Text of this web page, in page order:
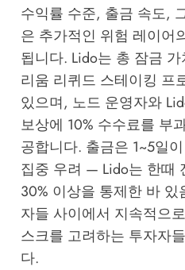
수익률 수준, 출금 속도,
은 추가적인 위험 레이어
됩니다. Lido는 총 잠금
리움 리퀴드 스테이킹 프
있으며, 노드 운영자와
보상에 10% 수수료를 부
공합니다. 출금은 1~5일
집중 우려 — Lido는 한때
30% 이상을 통제한 바
자들 사이에서 지속적으
스크를 고려하는 투자자
다.